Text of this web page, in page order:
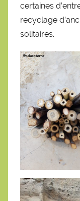
certaines
recyclage
solitaires.